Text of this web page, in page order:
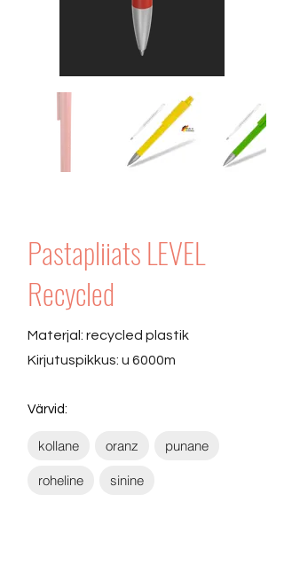
Pastapliiats LEVEL
Recycled
Materjal: recycled plastik
Kirjutuspikkus: u 6000m
Värvid:
kollane oranz punane
roheline sinine